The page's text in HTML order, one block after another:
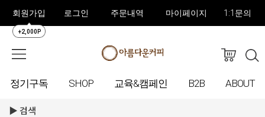
회원가입
+2,000P
로그인 주문내역 마이페이지 1:1문의
정기구독 SHOP 교육&캠페인 B2B ABOUT
검색